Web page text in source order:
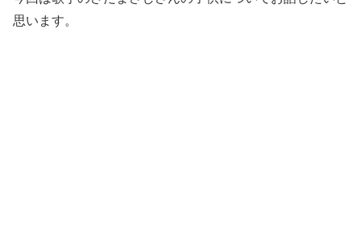
思います。